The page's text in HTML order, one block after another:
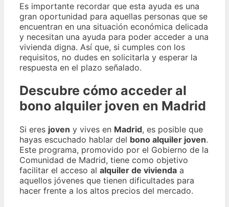
Es importante recordar que esta ayuda es una
gran oportunidad para aquellas personas que se
encuentran en una situación económica delicada
y necesitan una ayuda para poder acceder a una
vivienda digna. Así que, si cumples con los
requisitos, no dudes en solicitarla y esperar la
respuesta en el plazo señalado.
Descubre cómo acceder al
bono alquiler joven en Madrid
Si eres joven y vives en Madrid, es posible que
hayas escuchado hablar del bono alquiler joven.
Este programa, promovido por el Gobierno de la
Comunidad de Madrid, tiene como objetivo
facilitar el acceso al alquiler de vivienda a
aquellos jóvenes que tienen dificultades para
hacer frente a los altos precios del mercado.